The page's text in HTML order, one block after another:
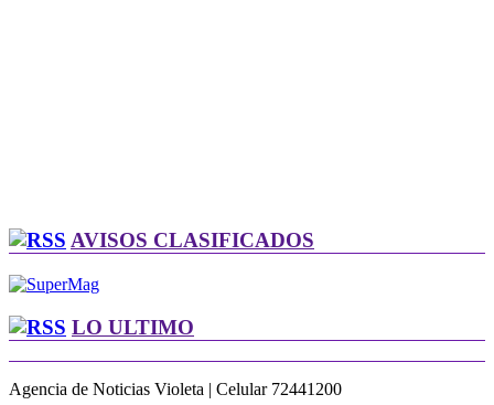
AVISOS CLASIFICADOS
LO ULTIMO
Agencia de Noticias Violeta | Celular 72441200